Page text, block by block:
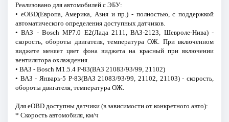
Реализовано для автомобилей с ЭБУ:
• eOBD(Европа, Америка, Азия и пр.) - полностью, с поддержкой
автоматического определения доступных датчиков.
• ВАЗ - Bosch MP7.0 E2(Лада 2111, ВАЗ-2123, Шевроле-Нива) -
скорость, обороты двигателя, температура ОЖ. При включенном
виджете меняет цвет фона виджета на красный при включении
вентилятора охлаждения.
• ВАЗ - Bosch М1.5.4 Р-83(ВАЗ 21083/93/99, 21102)
• ВАЗ - Январь-5 Р-83(ВАЗ 21083/93/99, 21102, 21103) - скорость,
обороты двигателя, температура ОЖ.
Для eOBD доступны датчики (в зависимости от конкретного авто):
* Скорость автомобиля, км/ч